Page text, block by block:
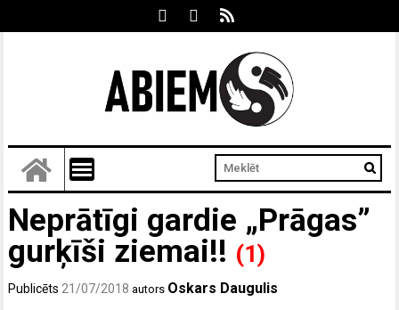
Neprātīgi gardie „Prāgas”
gurķīši ziemai!! (1)
Publicēts 21/07/2018 autors Oskars Daugulis